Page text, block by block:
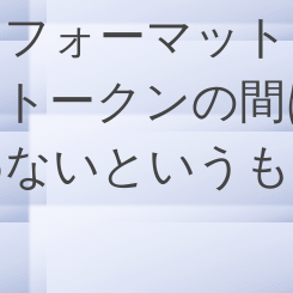
ォーマッ
トークンの
いという